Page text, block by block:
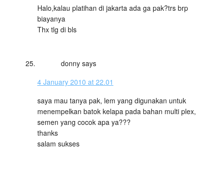
Halo,kalau platihan di jakarta ada ga pak?trs brp
biayanya
Thx tlg di bls
donny says
4 January 2010 at 22.01
saya mau tanya pak, lem yang digunakan untuk
menempelkan batok kelapa pada bahan multi plex,
semen yang cocok apa ya???
thanks
salam sukses